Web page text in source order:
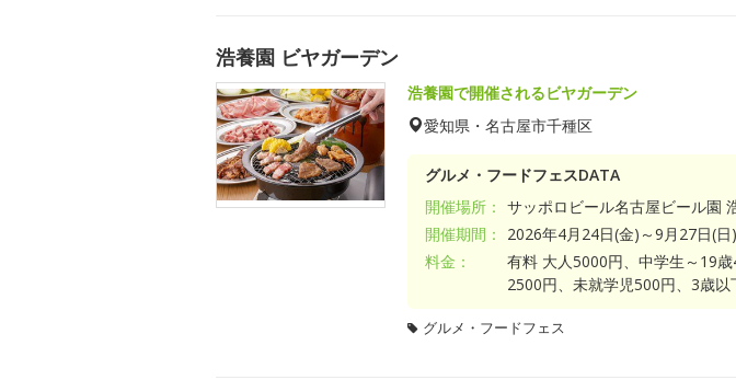
浩養園 ビヤガーデン
浩養園で開催されるビヤガーデン
愛知県・名古屋市千種区
グルメ・フードフェスDATA
開催場所： サッポロビール名古屋ビール園
開催期間：
2026年4月24日(金)～9月27日(日)
料金：
有料 大人5000円、中学生～19
2500円、未就学児500円、3歳以
グルメ・フードフェス